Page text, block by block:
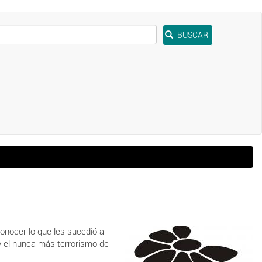
BUSCAR
lo que les sucedió a
el nunca más terrorismo de